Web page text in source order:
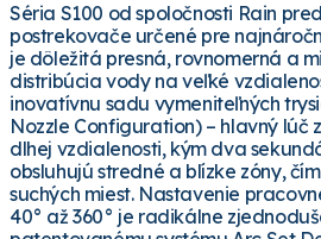
Séria S100 od spoločnosti Rain
postrekovače určené pre
je dôležitá presná, rovnomerná a
distribúcia vody na veľké
inovatívnu sadu vymeniteľných
Nozzle Configuration) – hlavný lúč
dlhej vzdialenosti, kým dva
obsluhujú stredné a blízke zóny,
suchých miest. Nastavenie
40° až 360° je radikálne